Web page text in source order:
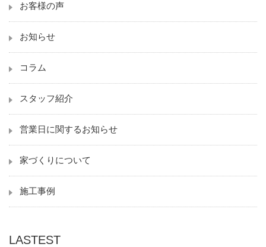
お客様の声
お知らせ
コラム
スタッフ紹介
営業日に関するお知らせ
家づくりについて
施工事例
LASTEST